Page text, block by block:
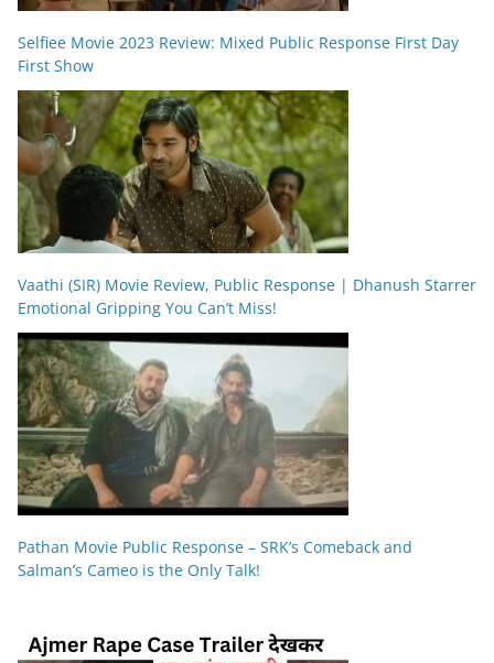
Selfiee Movie 2023 Review: Mixed Public Response First Day
First Show
Vaathi (SIR) Movie Review, Public Response | Dhanush Starrer
Emotional Gripping You Can’t Miss!
Pathan Movie Public Response – SRK’s Comeback and
Salman’s Cameo is the Only Talk!